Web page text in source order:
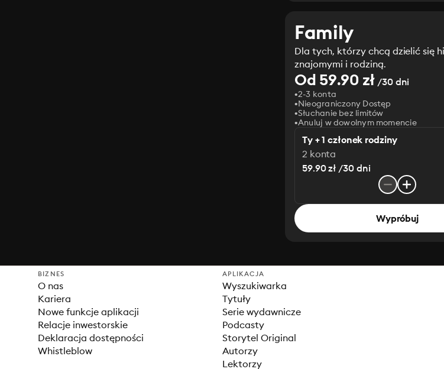
Family
Dla tych, którzy chcą dzielić się
znajomymi i rodziną.
Od 59.90 zł /30 dni
2-3 konta
Nieograniczony Dostęp
Słuchanie bez limitów
Anuluj w dowolnym momencie
Ty + 1 członek rodziny
2 konta
59.90 zł /30 dni
Wypróbuj
BIZNES
O nas
Kariera
Nowe funkcje aplikacji
Relacje inwestorskie
Deklaracja dostępności
Whistleblow
APLIKACJA
Wyszukiwarka
Tytuły
Serie wydawnicze
Podcasty
Storytel Original
Autorzy
Lektorzy